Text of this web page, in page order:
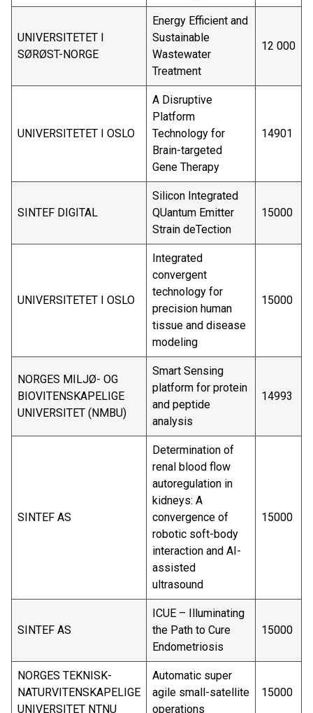
UNIVERSITETET I
SØRØST-NORGE
Energy Efficient and
Sustainable
Wastewater
Treatment
12 000
UNIVERSITETET I OSLO
A Disruptive
Platform
Technology for
Brain-targeted
Gene Therapy
14901
SINTEF DIGITAL
Silicon Integrated
QUantum Emitter
Strain deTection
15000
UNIVERSITETET I OSLO
Integrated
convergent
technology for
precision human
tissue and disease
modeling
15000
NORGES MILJØ- OG
BIOVITENSKAPELIGE
UNIVERSITET (NMBU)
Smart Sensing
platform for protein
and peptide
analysis
14993
SINTEF AS
Determination of
renal blood flow
autoregulation in
kidneys: A
convergence of
robotic soft-body
interaction and AI-
assisted
ultrasound
15000
SINTEF AS
ICUE – Illuminating
the Path to Cure
Endometriosis
15000
NORGES TEKNISK-
NATURVITENSKAPELIGE
UNIVERSITET NTNU
Automatic super
agile small-satellite
operations
15000